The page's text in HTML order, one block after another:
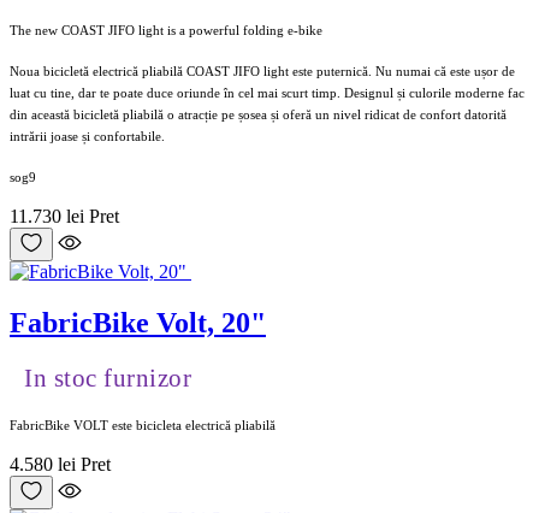
The new COAST JIFO light is a powerful folding e-bike
Noua bicicletă electrică pliabilă COAST JIFO light este puternică. Nu numai că este ușor de
luat cu tine, dar te poate duce oriunde în cel mai scurt timp. Designul și culorile moderne fac
din această bicicletă pliabilă o atracție pe șosea și oferă un nivel ridicat de confort datorită
intrării joase și confortabile.
sog9
11.730 lei Pret
FabricBike Volt, 20"
In stoc furnizor
FabricBike VOLT este bicicleta electrică pliabilă
4.580 lei Pret